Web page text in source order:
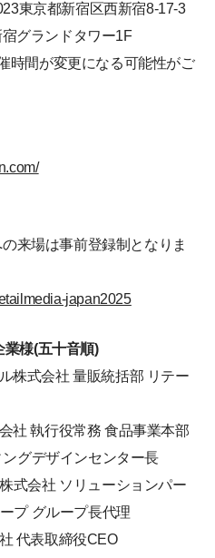
東京都新宿区西新宿8-17-3
グランドタワー1F
時間が変更になる可能性がご
来場は事前登録制となりま
japan2025
業様(五十音順)
株式会社 量販統括部 リテー
社 執行役常務 食品事業本部
グデザインセンター長
式会社 ソリューションパー
プ グループ長代理
代表取締役CEO